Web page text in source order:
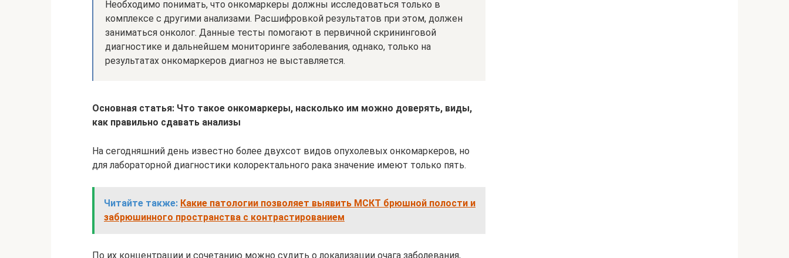
Необходимо понимать, что онкомаркеры должны исследоваться только в
комплексе с другими анализами. Расшифровкой результатов при этом, должен
заниматься онколог. Данные тесты помогают в первичной скрининговой
диагностике и дальнейшем мониторинге заболевания, однако, только на
результатах онкомаркеров диагноз не выставляется.
Основная статья: Что такое онкомаркеры, насколько им можно доверять, виды,
как правильно сдавать анализы
На сегодняшний день известно более двухсот видов опухолевых онкомаркеров, но
для лабораторной диагностики колоректального рака значение имеют только пять.
Читайте также: Какие патологии позволяет выявить МСКТ брюшной полости и
забрюшинного пространства с контрастированием
По их концентрации и сочетанию можно судить о локализации очага заболевания,